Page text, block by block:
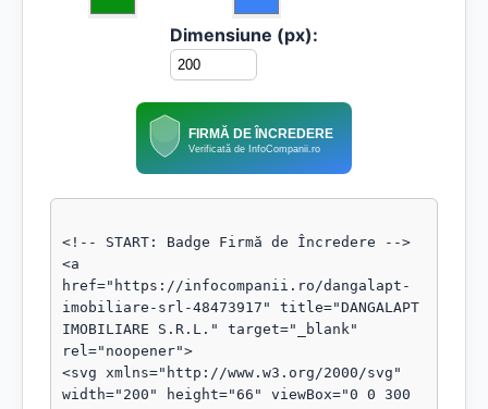
Dimensiune (px):
FIRMĂ DE ÎNCREDERE
Verificată de InfoCompanii.ro
<!-- START: Badge Firmă de Încredere -->
<a
href="https://infocompanii.ro/dangalapt-
imobiliare-srl-48473917" title="DANGALAPT
IMOBILIARE S.R.L." target="_blank"
rel="noopener">
<svg xmlns="http://www.w3.org/2000/svg"
width="200" height="66" viewBox="0 0 300